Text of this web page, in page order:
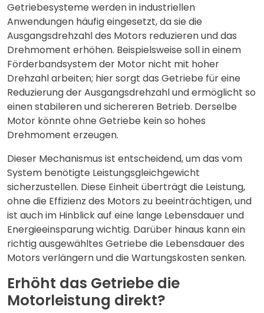
Getriebesysteme werden in industriellen
Anwendungen häufig eingesetzt, da sie die
Ausgangsdrehzahl des Motors reduzieren und das
Drehmoment erhöhen. Beispielsweise soll in einem
Förderbandsystem der Motor nicht mit hoher
Drehzahl arbeiten; hier sorgt das Getriebe für eine
Reduzierung der Ausgangsdrehzahl und ermöglicht so
einen stabileren und sichereren Betrieb. Derselbe
Motor könnte ohne Getriebe kein so hohes
Drehmoment erzeugen.
Dieser Mechanismus ist entscheidend, um das vom
System benötigte Leistungsgleichgewicht
sicherzustellen. Diese Einheit überträgt die Leistung,
ohne die Effizienz des Motors zu beeinträchtigen, und
ist auch im Hinblick auf eine lange Lebensdauer und
Energieeinsparung wichtig. Darüber hinaus kann ein
richtig ausgewähltes Getriebe die Lebensdauer des
Motors verlängern und die Wartungskosten senken.
Erhöht das Getriebe die
Motorleistung direkt?